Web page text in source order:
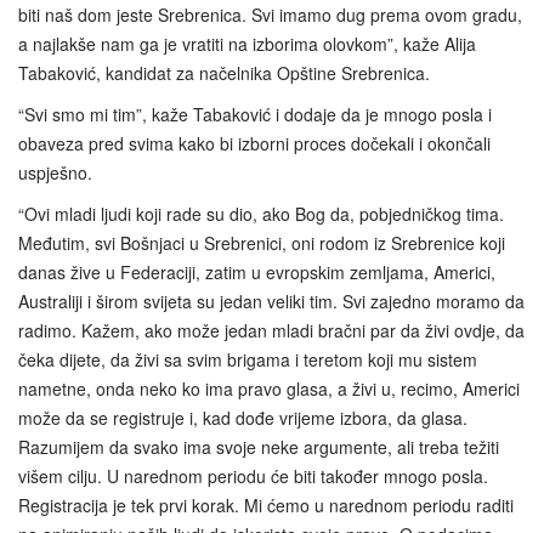
biti naš dom jeste Srebrenica. Svi imamo dug prema ovom gradu,
a najlakše nam ga je vratiti na izborima olovkom”, kaže Alija
Tabaković, kandidat za načelnika Opštine Srebrenica.
“Svi smo mi tim”, kaže Tabaković i dodaje da je mnogo posla i
obaveza pred svima kako bi izborni proces dočekali i okončali
uspješno.
“Ovi mladi ljudi koji rade su dio, ako Bog da, pobjedničkog tima.
Međutim, svi Bošnjaci u Srebrenici, oni rodom iz Srebrenice koji
danas žive u Federaciji, zatim u evropskim zemljama, Americi,
Australiji i širom svijeta su jedan veliki tim. Svi zajedno moramo da
radimo. Kažem, ako može jedan mladi bračni par da živi ovdje, da
čeka dijete, da živi sa svim brigama i teretom koji mu sistem
nametne, onda neko ko ima pravo glasa, a živi u, recimo, Americi
može da se registruje i, kad dođe vrijeme izbora, da glasa.
Razumijem da svako ima svoje neke argumente, ali treba težiti
višem cilju. U narednom periodu će biti također mnogo posla.
Registracija je tek prvi korak. Mi ćemo u narednom periodu raditi